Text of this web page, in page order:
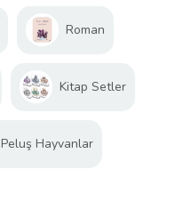
Roman
Kitap Setler
Peluş Hayvanlar